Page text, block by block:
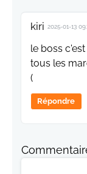
kiri 2025-01-13
le boss
tous les
(
Répondre